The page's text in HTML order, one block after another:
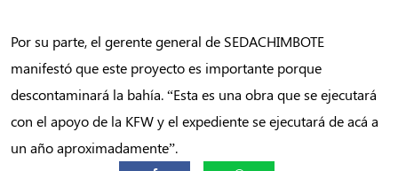
Por su parte, el gerente general de SEDACHIMBOTE
manifestó que este proyecto es importante porque
descontaminará la bahía. “Esta es una obra que se ejecutará
con el apoyo de la KFW y el expediente se ejecutará de acá a
un año aproximadamente”.